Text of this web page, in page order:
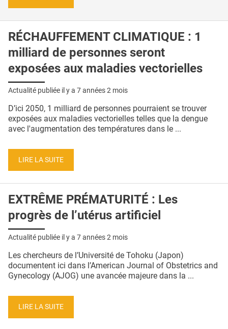
RÉCHAUFFEMENT CLIMATIQUE : 1
milliard de personnes seront
exposées aux maladies vectorielles
Actualité publiée il y a 7 années 2 mois
D’ici 2050, 1 milliard de personnes pourraient se trouver
exposées aux maladies vectorielles telles que la dengue
avec l'augmentation des températures dans le ...
LIRE LA SUITE
EXTRÊME PRÉMATURITÉ : Les
progrès de l’utérus artificiel
Actualité publiée il y a 7 années 2 mois
Les chercheurs de l’Université de Tohoku (Japon)
documentent ici dans l’American Journal of Obstetrics and
Gynecology (AJOG) une avancée majeure dans la ...
LIRE LA SUITE